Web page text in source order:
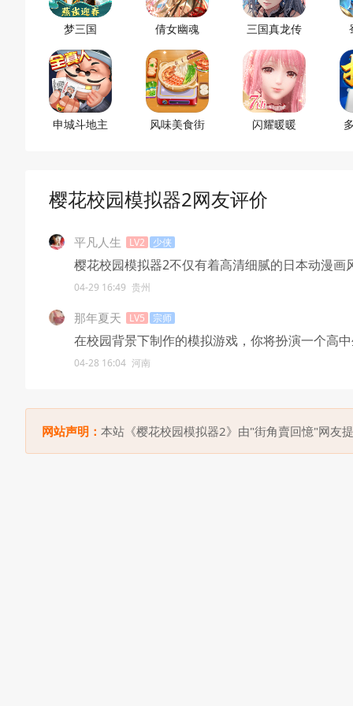
梦三国 倩女幽魂 三国真龙传
申城斗地主 风味美食街 闪耀暖暖
樱花校园模拟器2网友评价
平凡人生 LV2 少侠
樱花校园模拟器2不仅有着高清细腻的日本动漫
04-29 16:49 贵州
那年夏天 LV5 宗师
在校园背景下制作的模拟游戏，你将扮演一个高
04-28 16:04 河南
网站声明： 本站《樱花校园模拟器2》由"街角賣回憶"网友